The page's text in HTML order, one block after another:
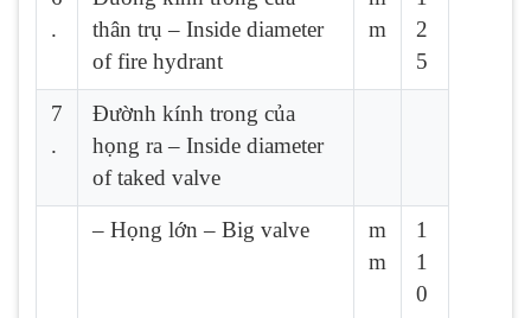
.
thân trụ – Inside diameter
of fire hydrant
m
2
5
7
.
Đườnh kính trong của
họng ra – Inside diameter
of taked valve
– Họng lớn – Big valve
m
m
1
1
0